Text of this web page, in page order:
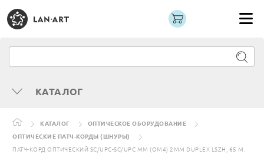
КАТАЛОГ
КАТАЛОГ
ОПТИЧЕСКОЕ ОБОРУДОВАНИЕ
ОПТИЧЕСКИЕ ПАТЧ-КОРДЫ (ШНУРЫ)
ПАТЧ-КОРД ОПТИЧЕСКИЙ SC/UPC-SC/UPC MM (OM4) 2MM DUPLEX LSZH, 65 М.